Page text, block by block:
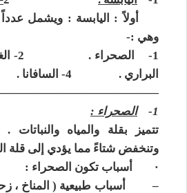
أولاً : اليابسة : ويشمل عدداً
وهي :-
1-
البراري . 4- السافانا . 5- التندرا .
1-
الصحراء :
تتميز بقلة والمياه والنباتات
وتنخفض شتاءً مما يؤدي إلى قلة
·
أسباب تكون الصحراء :
–
أسباب طبيعية ( المناخ ،